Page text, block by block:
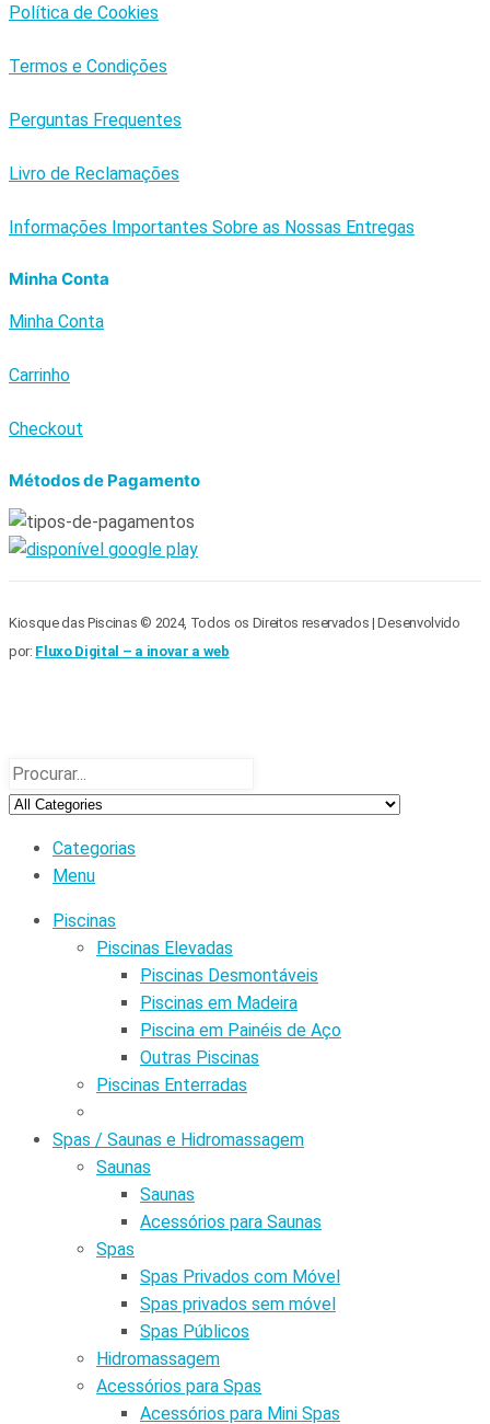
Política de Cookies
Termos e Condições
Perguntas Frequentes
Livro de Reclamações
Informações Importantes Sobre as Nossas Entregas
Minha Conta
Minha Conta
Carrinho
Checkout
Métodos de Pagamento
Kiosque das Piscinas © 2024, Todos os Direitos reservados | Desenvolvido
por: Fluxo Digital – a inovar a web
Categorias
Menu
Piscinas
Piscinas Elevadas
Piscinas Desmontáveis
Piscinas em Madeira
Piscina em Painéis de Aço
Outras Piscinas
Piscinas Enterradas
Spas / Saunas e Hidromassagem
Saunas
Saunas
Acessórios para Saunas
Spas
Spas Privados com Móvel
Spas privados sem móvel
Spas Públicos
Hidromassagem
Acessórios para Spas
Acessórios para Mini Spas